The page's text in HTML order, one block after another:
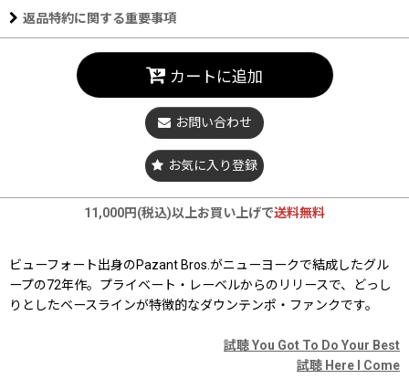
返品特約に関する重要事項
カートに追加
お問い合わせ
お気に入り登録
11,000円(税込)以上お買い上げで送料無料
ビューフォート出身のPazant Bros.がニューヨークで結成したグル
ープの72年作。プライベート・レーベルからのリリースで、どっし
りとしたベースラインが特徴的なダウンテンポ・ファンクです。
試聴 You Got To Do Your Best
試聴 Here I Come